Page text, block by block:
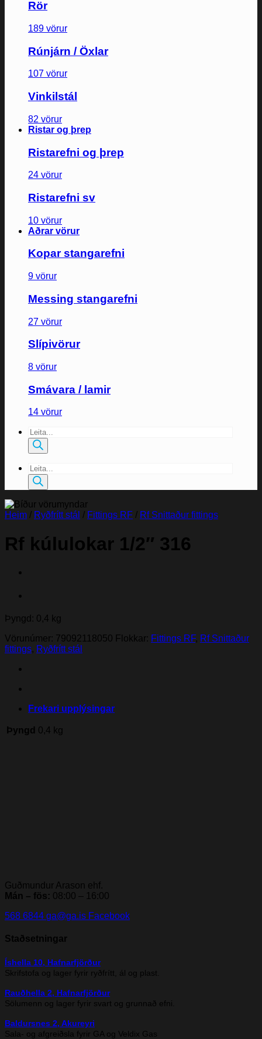
Rör
189 vörur
Rúnjárn / Öxlar
107 vörur
Vinkilstál
82 vörur
Ristar og þrep
Ristarefni og þrep
24 vörur
Ristarefni sv
10 vörur
Aðrar vörur
Kopar stangarefni
9 vörur
Messing stangarefni
27 vörur
Slípivörur
8 vörur
Smávara / lamir
14 vörur
Products
search
Products
search
Heim / Ryðfrítt stál / Fittings RF / Rf Snittaður fittings
Rf kúlulokar 1/2″ 316
Þyngd: 0,4 kg
Vörunúmer: 79092118050 Flokkar: Fittings RF, Rf Snittaður
fittings, Ryðfrítt stál
Frekari upplýsingar
Þyngd 0,4 kg
Guðmundur Arason ehf.
Mán – fös: 08:00 – 16:00
568 6844 ga@ga.is Facebook
Staðsetningar
Íshella 10, Hafnarfjörður
Skrifstofa og lager fyrir ryðfrítt, ál og plast.
Rauðhella 2, Hafnarfjörður
Sölumenn og lager fyrir svart og grunnað efni.
Baldursnes 2, Akureyri
Sala- og afgreiðsla fyrir GA og Veldix Gas